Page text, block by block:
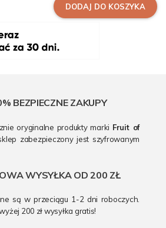
DODAJ DO KOSZYKA
BEZPIECZNE ZAKUPY
oryginalne produkty marki Fruit of
zabezpieczony jest szyfrowanym
WYSYŁKA OD 200 ZŁ
są w przeciągu 1-2 dni roboczych.
200 zł wysyłka gratis!